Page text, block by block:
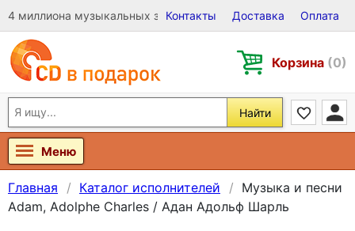
4 миллиона музыкальных записей на Виниле, CD и DVD
Контакты Доставка Оплата
Корзина (0)
Найти
Меню
Главная Каталог исполнителей
Музыка и песни
Adam, Adolphe Charles / Адан Адольф Шарль